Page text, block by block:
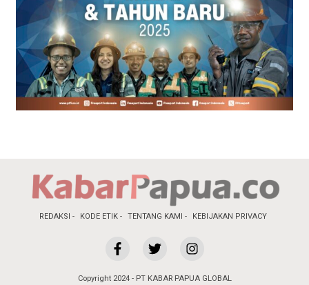
REDAKSI KODE ETIK TENTANG KAMI KEBIJAKAN PRIVACY
Copyright 2024 - PT KABAR PAPUA GLOBAL